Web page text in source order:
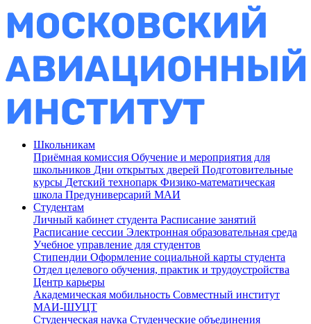
Школьникам
Приёмная комиссия Обучение и мероприятия для
школьников Дни открытых дверей Подготовительные
курсы Детский технопарк Физико-математическая
школа Предуниверсарий МАИ
Студентам
Личный кабинет студента Расписание занятий
Расписание сессии Электронная образовательная среда
Учебное управление для студентов
Стипендии Оформление социальной карты студента
Отдел целевого обучения, практик и трудоустройства
Центр карьеры
Академическая мобильность Совместный институт
МАИ-ШУЦТ
Студенческая наука Студенческие объединения